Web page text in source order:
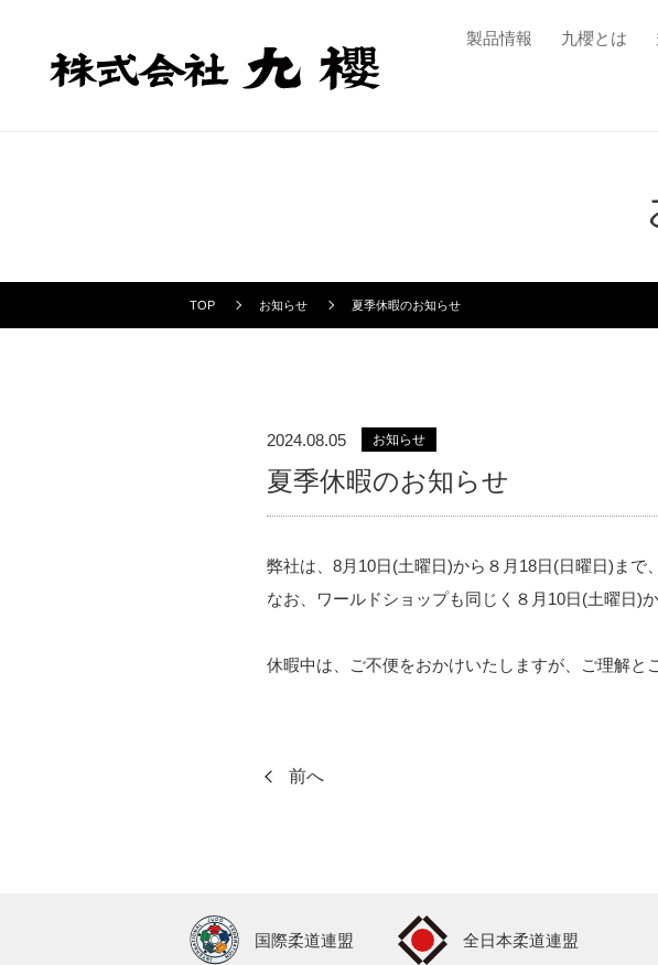
製品情報 九櫻とは
TOP お知らせ 夏季休暇のお知らせ
2024.08.05 お知らせ
夏季休暇のお知らせ
弊社は、8月10日(土曜日)から８月18日(日曜日)まで
なお、ワールドショップも同じく８月10日(土曜日)
休暇中は、ご不便をおかけいたしますが、ご理解と
前へ
国際柔道連盟 全日本柔道連盟